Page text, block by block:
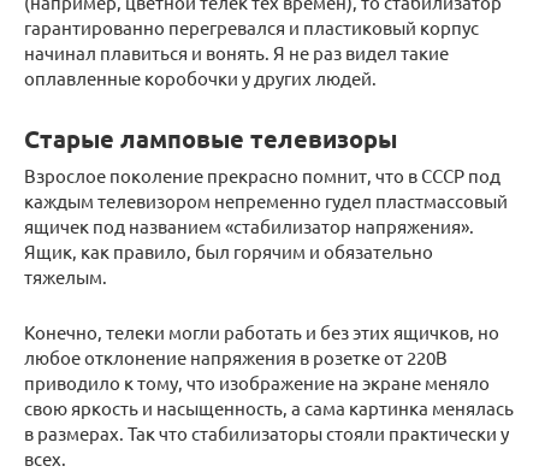
гарантированно перегревался и пластиковый корпус
начинал плавиться и вонять. Я не раз видел такие
оплавленные коробочки у других людей.
Старые ламповые телевизоры
Взрослое поколение прекрасно помнит, что в СССР под
каждым телевизором непременно гудел пластмассовый
ящичек под названием «стабилизатор напряжения».
Ящик, как правило, был горячим и обязательно
тяжелым.
Конечно, телеки могли работать и без этих ящичков, но
любое отклонение напряжения в розетке от 220В
приводило к тому, что изображение на экране меняло
свою яркость и насыщенность, а сама картинка менялась
в размерах. Так что стабилизаторы стояли практически у
всех.